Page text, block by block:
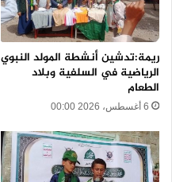
ريمة:تدشين أنشطة المولد النبوي
الرياضية في السلفية وبلاد
الطعام
6 أغسطس، 2026 00:00